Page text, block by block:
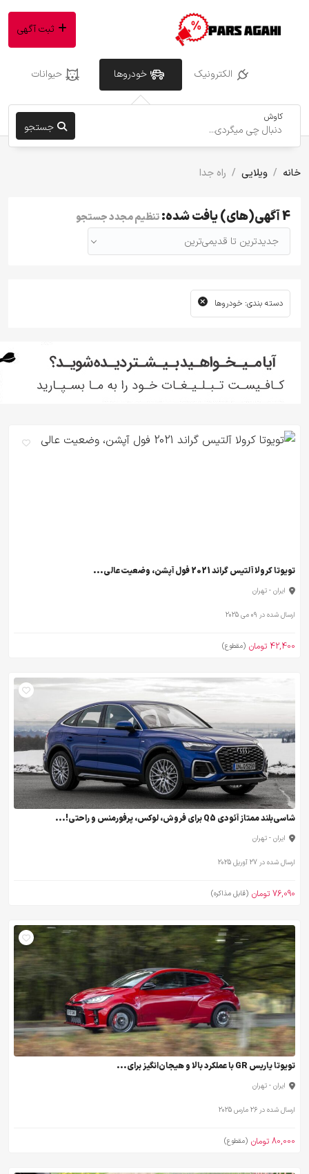
الکترونیک خودروها حیوانات
کاوش
جستجو
ثبت آگهی
خانه ویلایی راه جدا
4 آگهی(های) یافت شده:
تنظیم مجدد جستجو
جدیدترین تا قدیمی‌ترین
دسته بندی: خودروها
تویوتا کرولا آلتیس گراند 2021 فول آپشن، وضعیت عالی...
ایران - تهران
ارسال شده در 09 می 2025
42,400 تومان (مقطوع)
شاسی‌بلند ممتاز آئودی Q5 برای فروش، لوکس، پرفورمنس و راحتی!...
ایران - تهران
ارسال شده در 27 آوریل 2025
76,090 تومان (قابل مذاکره)
تویوتا یاریس GR با عملکرد بالا و هیجان‌انگیز برای...
ایران - تهران
ارسال شده در 26 مارس 2025
80,000 تومان (مقطوع)